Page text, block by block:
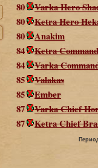
80
Varka Hero
80
Ketra Hero
80
Anakim
84
Ketra
84
Varka
85
Valakas
85
Ember
87
Varka Chief
87
Ketra Chief